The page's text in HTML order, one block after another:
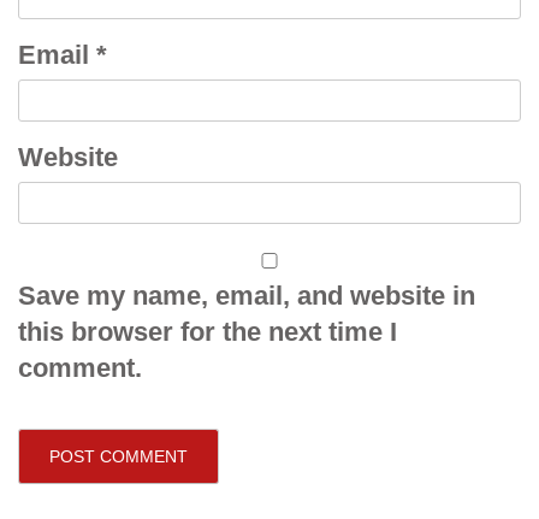
Email *
Website
Save my name, email, and website in
this browser for the next time I
comment.